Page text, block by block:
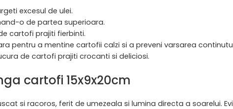
excesul de ulei.
o de partea superioara.
cartofi prajiti fierbinti.
pentru a mentine cartofii calzi si a preveni varsarea
de cartofi prajiti crocanti si deliciosi.
cartofi 15x9x20cm
si racoros, ferit de umezeala si lumina directa a soarelui.